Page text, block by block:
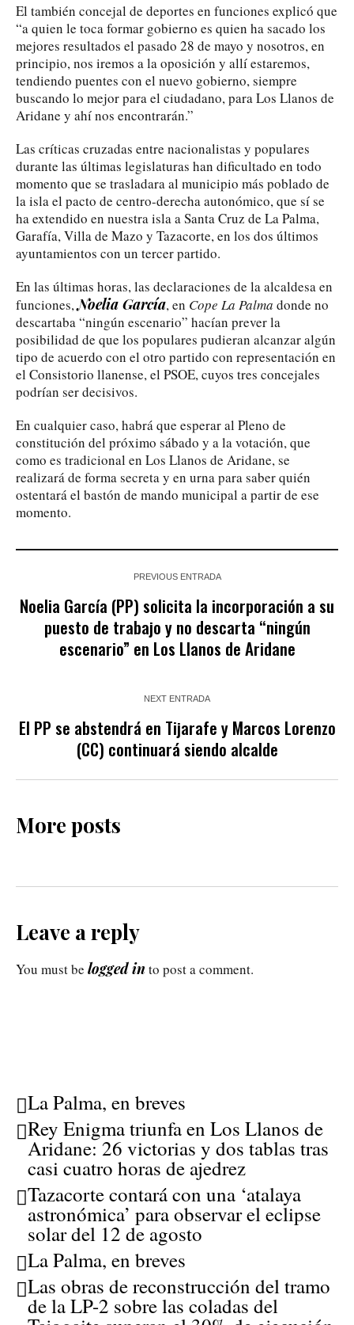
El también concejal de deportes en funciones explicó que
“a quien le toca formar gobierno es quien ha sacado los
mejores resultados el pasado 28 de mayo y nosotros, en
principio, nos iremos a la oposición y allí estaremos,
tendiendo puentes con el nuevo gobierno, siempre
buscando lo mejor para el ciudadano, para Los Llanos de
Aridane y ahí nos encontrarán.”
Las críticas cruzadas entre nacionalistas y populares
durante las últimas legislaturas han dificultado en todo
momento que se trasladara al municipio más poblado de
la isla el pacto de centro-derecha autonómico, que sí se
ha extendido en nuestra isla a Santa Cruz de La Palma,
Garafía, Villa de Mazo y Tazacorte, en los dos últimos
ayuntamientos con un tercer partido.
En las últimas horas, las declaraciones de la alcaldesa en
funciones,Noelia García, en Cope La Palma donde no
descartaba “ningún escenario” hacían prever la
posibilidad de que los populares pudieran alcanzar algún
tipo de acuerdo con el otro partido con representación en
el Consistorio llanense, el PSOE, cuyos tres concejales
podrían ser decisivos.
En cualquier caso, habrá que esperar al Pleno de
constitución del próximo sábado y a la votación, que
como es tradicional en Los Llanos de Aridane, se
realizará de forma secreta y en urna para saber quién
ostentará el bastón de mando municipal a partir de ese
momento.
PREVIOUS ENTRADA
Noelia García (PP) solicita la incorporación a su
puesto de trabajo y no descarta “ningún
escenario” en Los Llanos de Aridane
NEXT ENTRADA
El PP se abstendrá en Tijarafe y Marcos Lorenzo
(CC) continuará siendo alcalde
More posts
Leave a reply
You must be logged in to post a comment.
La Palma, en breves
Rey Enigma triunfa en Los Llanos de
Aridane: 26 victorias y dos tablas tras
casi cuatro horas de ajedrez
Tazacorte contará con una ‘atalaya
astronómica’ para observar el eclipse
solar del 12 de agosto
La Palma, en breves
Las obras de reconstrucción del tramo
de la LP-2 sobre las coladas del